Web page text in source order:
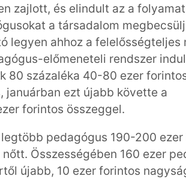
zajlott, és elindult az a
a társadalom
legyen ahhoz a felelősségteljes
előmeneteli rendszer
80 százaléka 40-80 ezer
januárban ezt újabb követte a
forintos összeggel.
pedagógus 190-200
Összességében 160 ezer
újabb, 10 ezer forintos